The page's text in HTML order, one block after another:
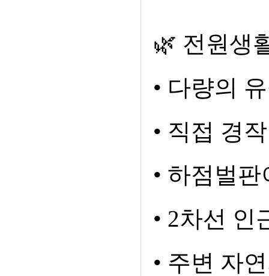
🌿 전원생
• 다량의
• 직접 경
• 하점벌판
• 2차선 인
• 주변 자